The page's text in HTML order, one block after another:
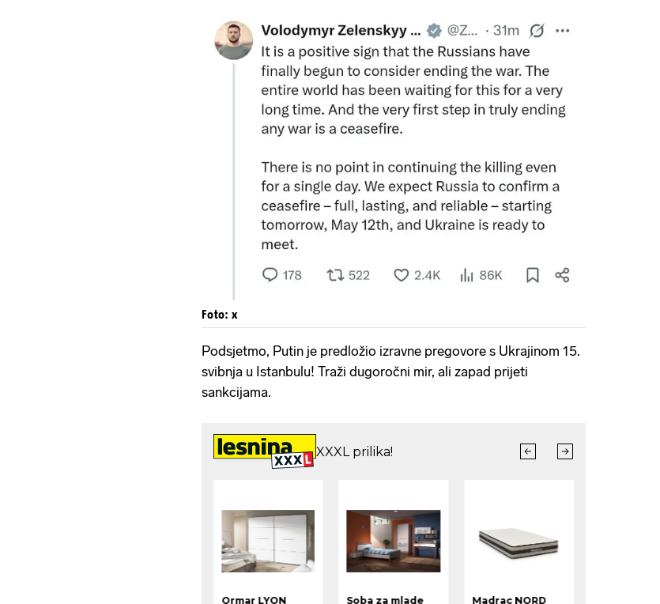
Foto: x
Podsjetmo, Putin je predložio izravne pregovore s Ukrajinom 15.
svibnja u Istanbulu! Traži dugoročni mir, ali zapad prijeti
sankcijama.